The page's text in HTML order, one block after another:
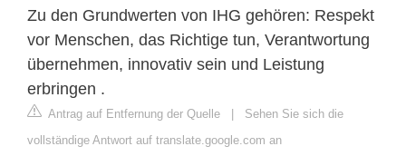
Zu den Grundwerten von IHG gehören: Respekt
vor Menschen, das Richtige tun, Verantwortung
übernehmen, innovativ sein und Leistung
erbringen .
Antrag auf Entfernung der Quelle | Sehen Sie sich die
vollständige Antwort auf translate.google.com an